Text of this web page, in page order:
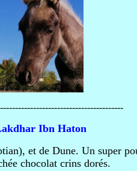
Ibn Haton
et de Dune. Un super
chocolat crins dorés.